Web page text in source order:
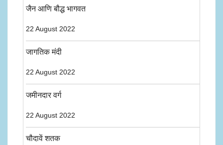
जैन आणि बौद्ध भागवत
22 August 2022
जागतिक मंदी
22 August 2022
जमीनदार वर्ग
22 August 2022
चौदावें शतक